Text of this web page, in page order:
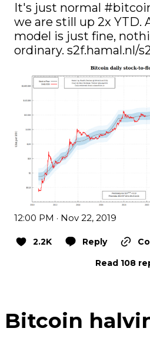
It's just normal
we are still up 2x YTD.
model is just fine,
ordinary. s2f.hamal.nl/
12:00 PM · Nov 22, 2019
2.2K Reply
Read 108
Bitcoin